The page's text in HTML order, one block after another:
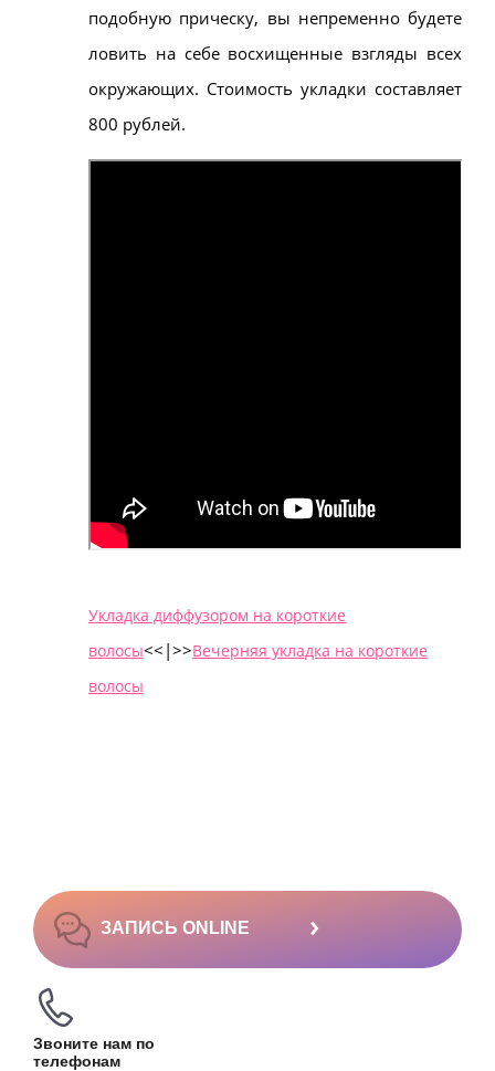
подобную прическу, вы непременно будете
ловить на себе восхищенные взгляды всех
окружающих. Стоимость укладки составляет
800 рублей.
Укладка диффузором на короткие
волосы<<|>>Вечерняя укладка на короткие
волосы
ЗАПИСЬ ONLINE ›
Звоните нам по
телефонам